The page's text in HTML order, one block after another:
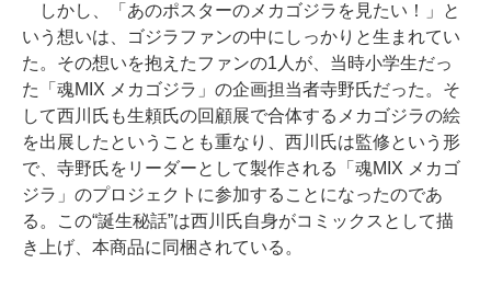
しかし、「あのポスターのメカゴジラを見たい！」と
いう想いは、ゴジラファンの中にしっかりと生まれてい
た。その想いを抱えたファンの1人が、当時小学生だっ
た「魂MIX メカゴジラ」の企画担当者寺野氏だった。そ
して西川氏も生頼氏の回顧展で合体するメカゴジラの絵
を出展したということも重なり、西川氏は監修という形
で、寺野氏をリーダーとして製作される「魂MIX メカゴ
ジラ」のプロジェクトに参加することになったのであ
る。この“誕生秘話”は西川氏自身がコミックスとして描
き上げ、本商品に同梱されている。